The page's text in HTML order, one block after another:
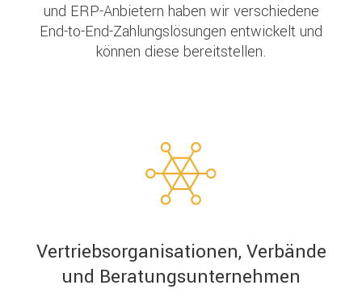
und ERP-Anbietern haben wir verschiedene
End-to-End-Zahlungslösungen entwickelt und
können diese bereitstellen.
Vertriebsorganisationen, Verbände
und Beratungsunternehmen